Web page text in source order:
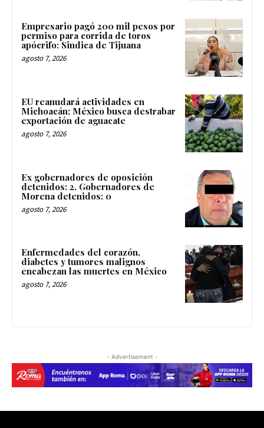
Empresario pagó 200 mil pesos por
permiso para corrida de toros
apócrifo: Sindica de Tijuana
agosto 7, 2026
EU reanudará actividades en
Michoacán; México busca destrabar
exportación de aguacate
agosto 7, 2026
Ex gobernadores de oposición
detenidos: 2. Gobernadores de
Morena detenidos: 0
agosto 7, 2026
Enfermedades del corazón,
diabetes y tumores malignos
encabezan las muertes en México
agosto 7, 2026
- Advertisement -